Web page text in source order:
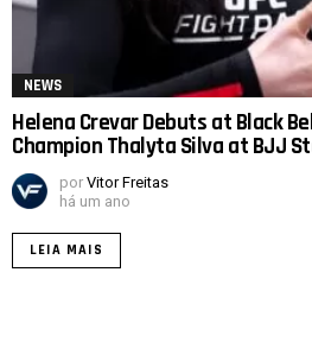
NEWS
Helena Crevar Debuts at Black
Champion Thalyta Silva at BJJ
por Vitor Freitas
há um ano
LEIA MAIS